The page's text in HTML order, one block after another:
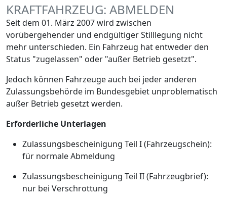
KRAFTFAHRZEUG: ABMELDEN
Seit dem 01. März 2007 wird zwischen
vorübergehender und endgültiger Stilllegung nicht
mehr unterschieden. Ein Fahrzeug hat entweder den
Status "zugelassen" oder "außer Betrieb gesetzt".
Jedoch können Fahrzeuge auch bei jeder anderen
Zulassungsbehörde im Bundesgebiet unproblematisch
außer Betrieb gesetzt werden.
Erforderliche Unterlagen
Zulassungsbescheinigung Teil I (Fahrzeugschein):
für normale Abmeldung
Zulassungsbescheinigung Teil II (Fahrzeugbrief):
nur bei Verschrottung